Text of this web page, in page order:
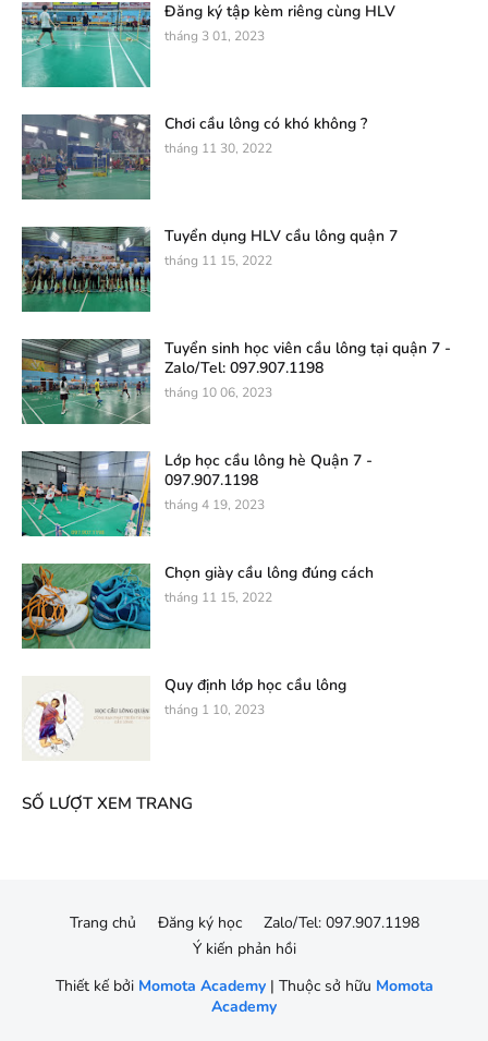
Đăng ký tập kèm riêng cùng HLV
tháng 3 01, 2023
Chơi cầu lông có khó không ?
tháng 11 30, 2022
Tuyển dụng HLV cầu lông quận 7
tháng 11 15, 2022
Tuyển sinh học viên cầu lông tại quận 7 -
Zalo/Tel: 097.907.1198
tháng 10 06, 2023
Lớp học cầu lông hè Quận 7 -
097.907.1198
tháng 4 19, 2023
Chọn giày cầu lông đúng cách
tháng 11 15, 2022
Quy định lớp học cầu lông
tháng 1 10, 2023
SỐ LƯỢT XEM TRANG
Thiết kế bởi Momota Academy| Thuộc sở hữu Momota
Academy
Trang chủ Đăng ký học
Zalo/Tel: 097.907.1198
Ý kiến phản hồi